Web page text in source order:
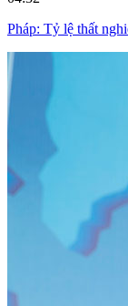
Pháp: Tỷ lệ thất